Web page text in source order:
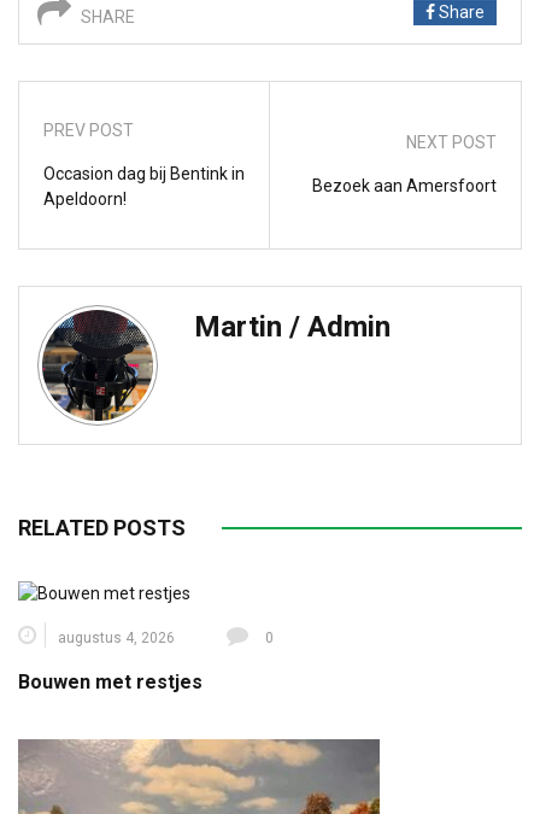
SHARE Share
PREV POST
Occasion dag bij Bentink in
Apeldoorn!
NEXT POST
Bezoek aan Amersfoort
Martin / Admin
RELATED POSTS
augustus 4, 2026 0
Bouwen met restjes